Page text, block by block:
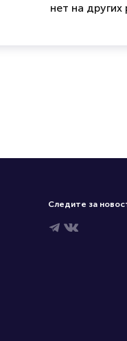
нет на других
Следите за